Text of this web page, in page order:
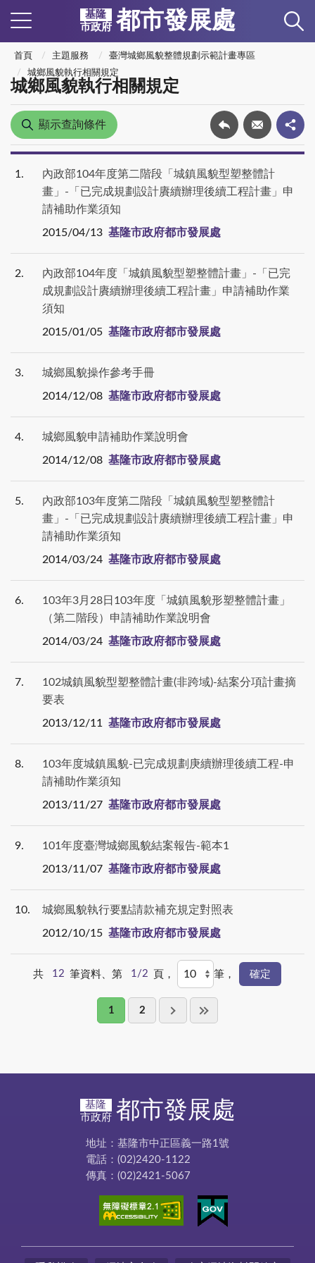
基隆
市政府 都市發展處
首頁 主題服務
臺灣城鄉風貌整體規劃示範計畫專區
城鄉風貌執行相關規定
城鄉風貌執行相關規定
顯示查詢條件
1
內政部104年度第二階段「城鎮風貌型塑整體計
畫」-「已完成規劃設計賡續辦理後續工程計畫」申
請補助作業須知
2015/04/13 基隆市政府都市發展處
2
內政部104年度「城鎮風貌型塑整體計畫」-「已完
成規劃設計賡續辦理後續工程計畫」申請補助作業
須知
2015/01/05 基隆市政府都市發展處
3 城鄉風貌操作參考手冊
2014/12/08 基隆市政府都市發展處
4 城鄉風貌申請補助作業說明會
2014/12/08 基隆市政府都市發展處
5
內政部103年度第二階段「城鎮風貌型塑整體計
畫」-「已完成規劃設計賡續辦理後續工程計畫」申
請補助作業須知
2014/03/24 基隆市政府都市發展處
6
103年3月28日103年度「城鎮風貌形塑整體計畫」
（第二階段）申請補助作業說明會
2014/03/24 基隆市政府都市發展處
7
102城鎮風貌型塑整體計畫(非跨域)-結案分項計畫摘
要表
2013/12/11 基隆市政府都市發展處
8
103年度城鎮風貌-已完成規劃庚續辦理後續工程-申
請補助作業須知
2013/11/27 基隆市政府都市發展處
9 101年度臺灣城鄉風貌結案報告-範本1
2013/11/07 基隆市政府都市發展處
10 城鄉風貌執行要點請款補充規定對照表
2012/10/15 基隆市政府都市發展處
共 12 筆資料、第 1/2 頁， 筆，
1 2
基隆
市政府 都市發展處
地址：基隆市中正區義一路1號
電話：(02)2420-1122
傳真：(02)2421-5067